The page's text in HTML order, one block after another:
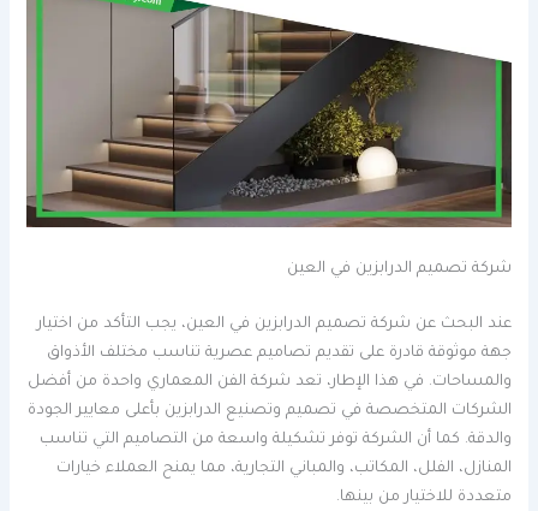
شركة تصميم الدرابزين في العين
عند البحث عن شركة تصميم الدرابزين في العين، يجب التأكد من اختيار
جهة موثوقة قادرة على تقديم تصاميم عصرية تناسب مختلف الأذواق
والمساحات. في هذا الإطار، تعد شركة الفن المعماري واحدة من أفضل
الشركات المتخصصة في تصميم وتصنيع الدرابزين بأعلى معايير الجودة
والدقة. كما أن الشركة توفر تشكيلة واسعة من التصاميم التي تناسب
المنازل، الفلل، المكاتب، والمباني التجارية، مما يمنح العملاء خيارات
متعددة للاختيار من بينها.